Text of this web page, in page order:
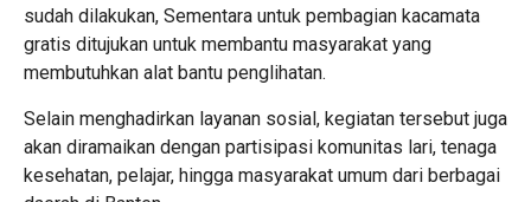
sudah dilakukan, Sementara untuk pembagian kacamata
gratis ditujukan untuk membantu masyarakat yang
membutuhkan alat bantu penglihatan.
Selain menghadirkan layanan sosial, kegiatan tersebut juga
akan diramaikan dengan partisipasi komunitas lari, tenaga
kesehatan, pelajar, hingga masyarakat umum dari berbagai